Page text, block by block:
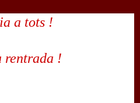
a tots !
rentrada !